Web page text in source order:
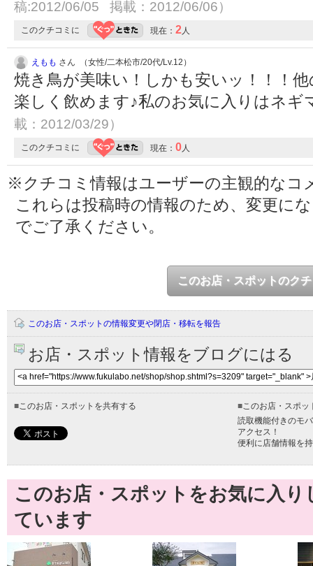
稿:2012/06/05 掲載：2012/06/06）
このクチコミに 現在： 2 人
えもも さん （女性/二本松市/20代/Lv.12）
焼き鳥が美味い！しかも安いッ！！！
楽しく飲めます♪私のお気に入りはネ
載：2012/03/29）
このクチコミに 現在： 0 人
※クチコミ情報はユーザーの主観的なコ
これらは投稿時の情報のため、変更に
でご了承ください。
このお店・スポットのク
このお店・スポットの情報変更や閉店・移転を報告
お店・スポット情報をブログにはる
■ このお店・スポットを共有する ■ このお店・スポ
読取機能付きのモ
アクセス！
便利に店舗情報を
このお店・スポットをお気に入
ています